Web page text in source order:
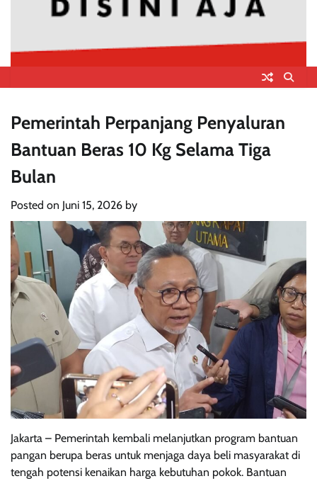
Pemerintah Perpanjang Penyaluran
Bantuan Beras 10 Kg Selama Tiga
Bulan
Posted on Juni 15, 2026 by
Jakarta – Pemerintah kembali melanjutkan program bantuan
pangan berupa beras untuk menjaga daya beli masyarakat di
tengah potensi kenaikan harga kebutuhan pokok. Bantuan